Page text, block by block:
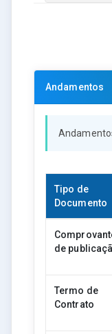
Andamentos
Tipo de
Documento
de
Termo de
Contrato